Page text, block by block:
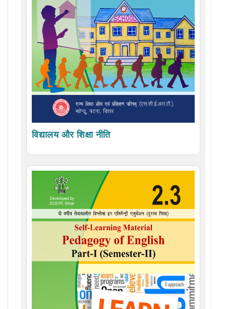
विद्यालय और शिक्षा नीति